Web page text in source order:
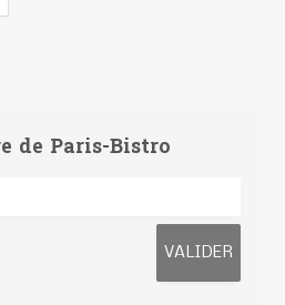
de Paris-Bistro